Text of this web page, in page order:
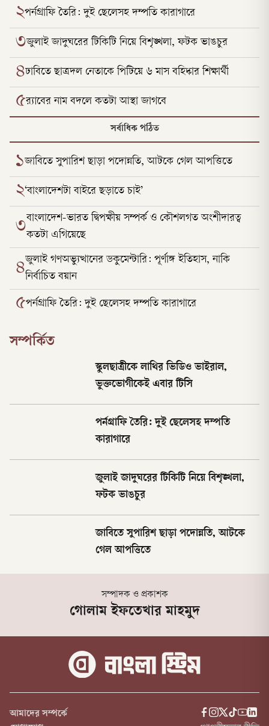
২পর্নগ্রাফি তৈরি: দুই ছেলেসহ দম্পতি কারাগারে
৩জুলাই জাদুঘরের টিকিটি নিয়ে বিশৃঙ্খলা, ফটক ভাঙচুর
৪ঢাবিতে ছাত্রদল নেতাকে পিটিয়ে ৬ মাস বহিষ্কার শিক্ষার্থী
৫র‌্যাবের নাম বদলে কতটা আস্থা জাগবে
সর্বাধিক পঠিত
১জাবিতে সুপারিশ ছাড়া পদোন্নতি, আটকে গেল আপত্তিতে
২‘বাংলাদেশটা বাইরে ছড়াতে চাই’
৩বাংলাদেশ-ভারত দ্বিপক্ষীয় সম্পর্ক ও কৌশলগত অংশীদারত্ব
কতটা এগিয়েছে
৪জুলাই গণঅভ্যুত্থানের ডকুমেন্টারি: পূর্ণাঙ্গ ইতিহাস, নাকি
নির্বাচিত বয়ান
৫পর্নগ্রাফি তৈরি: দুই ছেলেসহ দম্পতি কারাগারে
সম্পর্কিত
স্কুলছাত্রীকে লাথির ভিডিও ভাইরাল,
ভুক্তভোগীকেই এবার টিসি
পর্নগ্রাফি তৈরি: দুই ছেলেসহ দম্পতি
কারাগারে
জুলাই জাদুঘরের টিকিটি নিয়ে বিশৃঙ্খলা,
ফটক ভাঙচুর
জাবিতে সুপারিশ ছাড়া পদোন্নতি, আটকে
গেল আপত্তিতে
সম্পাদক ও প্রকাশক
গোলাম ইফতেখার মাহমুদ
আমাদের সম্পর্কে